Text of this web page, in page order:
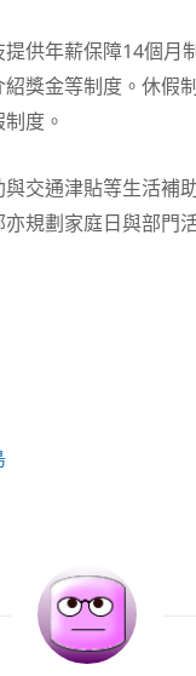
供年薪保障14個月
獎金等制度。休假
度。
交通津貼等生活補
規劃家庭日與部門